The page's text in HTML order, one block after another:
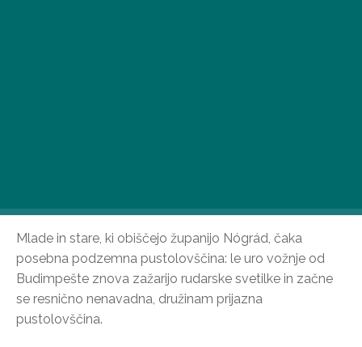
Mlade in stare, ki obiščejo županijo Nógrád, čaka
posebna podzemna pustolovščina: le uro vožnje od
Budimpešte znova zažarijo rudarske svetilke in začne
se resnično nenavadna, družinam prijazna
pustolovščina.